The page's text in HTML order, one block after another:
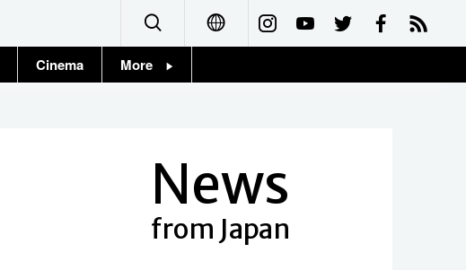
Français
Cinema More
News
from Japan